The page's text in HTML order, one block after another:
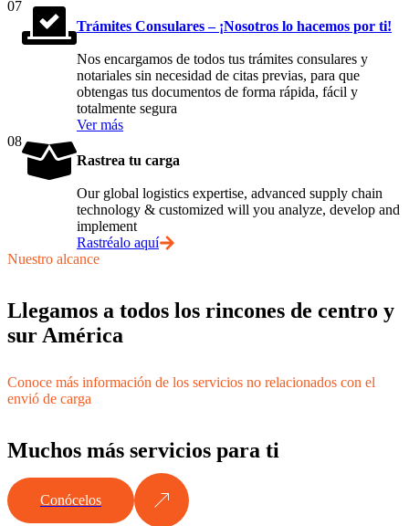
07
Trámites Consulares – ¡Nosotros lo hacemos por ti!
Nos encargamos de todos tus trámites consulares y
notariales sin necesidad de citas previas, para que
obtengas tus documentos de forma rápida, fácil y
totalmente segura
Ver más
08
Rastrea tu carga
Our global logistics expertise, advanced supply chain
technology & customized will you analyze, develop and
implement
Rastréalo aquí
Nuestro alcance
Llegamos a todos los rincones de centro y
sur América
Conoce más información de los servicios no relacionados con el
envió de carga
Muchos más servicios para ti
Conócelos